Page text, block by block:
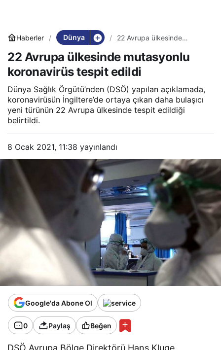
Haberler Dünya
22 Avrupa ülkesinde
tespit edildi
22 Avrupa ülkesinde mutasyonlu
koronavirüs tespit edildi
Dünya Sağlık Örgütü’nden (DSÖ) yapılan açıklamada,
koronavirüsün İngiltere’de ortaya çıkan daha bulaşıcı
yeni türünün 22 Avrupa ülkesinde tespit edildiği
belirtildi.
8 Ocak 2021, 11:38 yayınlandı
Google'da Abone Ol
0 Paylaş Beğen
DSÖ Avrupa Bölge Direktörü Hans Kluge,